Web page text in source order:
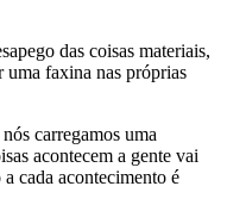
das coisas materiais,
uma faxina nas próprias
carregamos uma
acontecem a gente vai
cada acontecimento é